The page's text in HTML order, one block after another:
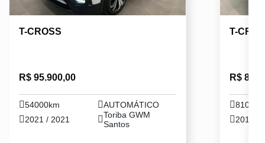
T-CROSS
R$ 95.900,00
54000km
AUTOMÁTICO
2021 / 2021
Toriba GWM
Santos
T-
R$
2019 /